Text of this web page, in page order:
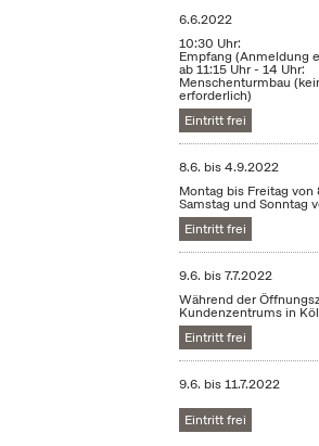
6.6.2022
10:30 Uhr:
Empfang (Anmeldung
ab 11:15 Uhr - 14 Uhr:
Menschenturmbau
erforderlich)
Eintritt frei
8.6. bis4.9.2022
Montag bis Freitag von
Samstag und Sonntag
Eintritt frei
9.6. bis7.7.2022
Während der
Kundenzentrums in
Eintritt frei
9.6. bis11.7.2022
Eintritt frei